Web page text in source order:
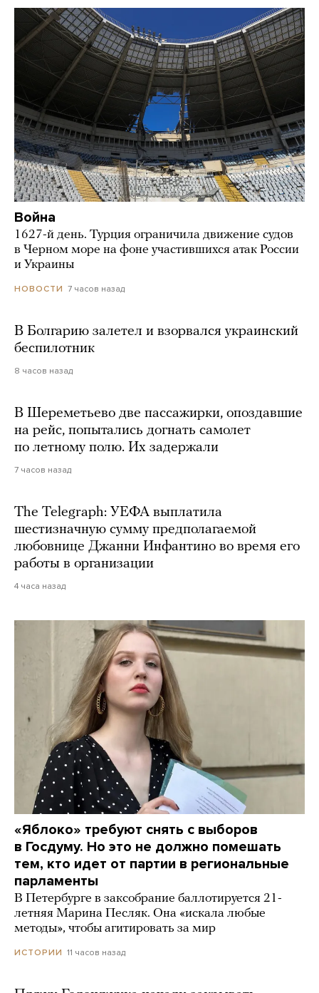
Война
1627-й день. Турция ограничила движение судов
в Черном море на фоне участившихся атак России
и Украины
НОВОСТИ 7 часов назад
В Болгарию залетел и взорвался украинский
беспилотник
8 часов назад
В Шереметьево две пассажирки, опоздавшие
на рейс, попытались догнать самолет
по летному полю. Их задержали
7 часов назад
The Telegraph: УЕФА выплатила
шестизначную сумму предполагаемой
любовнице Джанни Инфантино во время его
работы в организации
4 часа назад
«Яблоко» требуют снять с выборов
в Госдуму. Но это не должно помешать
тем, кто идет от партии в региональные
парламенты
В Петербурге в заксобрание баллотируется 21-
летняя Марина Песляк. Она «искала любые
методы», чтобы агитировать за мир
ИСТОРИИ 11 часов назад